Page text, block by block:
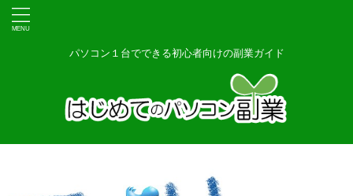
パソコン１台でできる初心者向けの副業ガイド